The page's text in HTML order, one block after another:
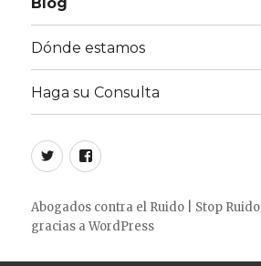
Dónde estamos
Haga su Consulta
TwitterFacebook
Abogados contra el Ruido | Stop Ruido
gracias a WordPress